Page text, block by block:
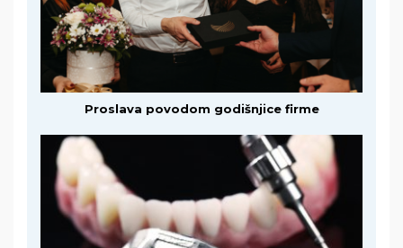
Proslava povodom godišnjice firme